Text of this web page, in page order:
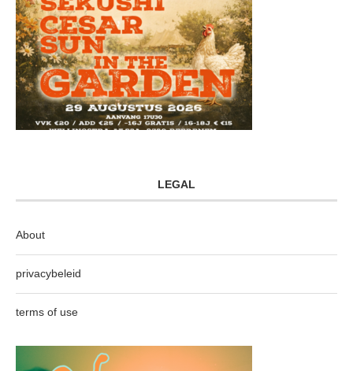
LEGAL
About
privacybeleid
terms of use